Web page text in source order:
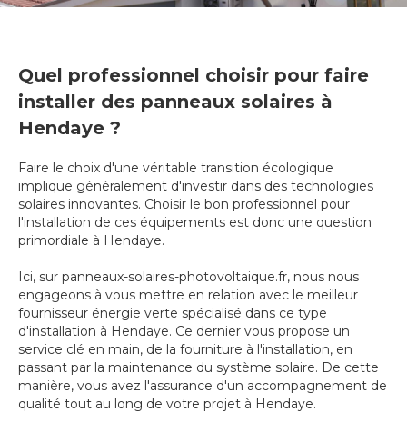
Quel professionnel choisir pour faire
installer des panneaux solaires à
Hendaye ?
Faire le choix d'une véritable transition écologique
implique généralement d'investir dans des technologies
solaires innovantes. Choisir le bon professionnel pour
l'installation de ces équipements est donc une question
primordiale à Hendaye.
Ici, sur panneaux-solaires-photovoltaique.fr, nous nous
engageons à vous mettre en relation avec le meilleur
fournisseur énergie verte spécialisé dans ce type
d'installation à Hendaye. Ce dernier vous propose un
service clé en main, de la fourniture à l'installation, en
passant par la maintenance du système solaire. De cette
manière, vous avez l'assurance d'un accompagnement de
qualité tout au long de votre projet à Hendaye.